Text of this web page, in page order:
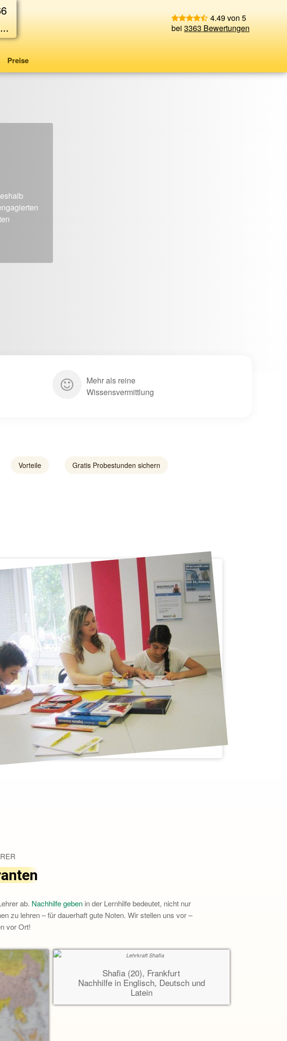
Preise
4.49 von 5
bei 3363 Bewertungen
Mehr als reine
Wissensvermittlung
Vorteile Gratis Probestunden sichern
ab. Nachhilfe geben in der Lernhilfe bedeutet, nicht nur
zu lehren – für dauerhaft gute Noten. Wir stellen uns vor –
vor Ort!
Shafia (20), Frankfurt
Nachhilfe in Englisch, Deutsch und
Latein